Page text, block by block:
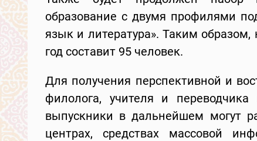
образование с двумя профилями
язык и литература». Таким
год составит 95 человек.
Для получения перспективной и
филолога, учителя и
выпускники в дальнейшем могут
центрах, средствах массовой